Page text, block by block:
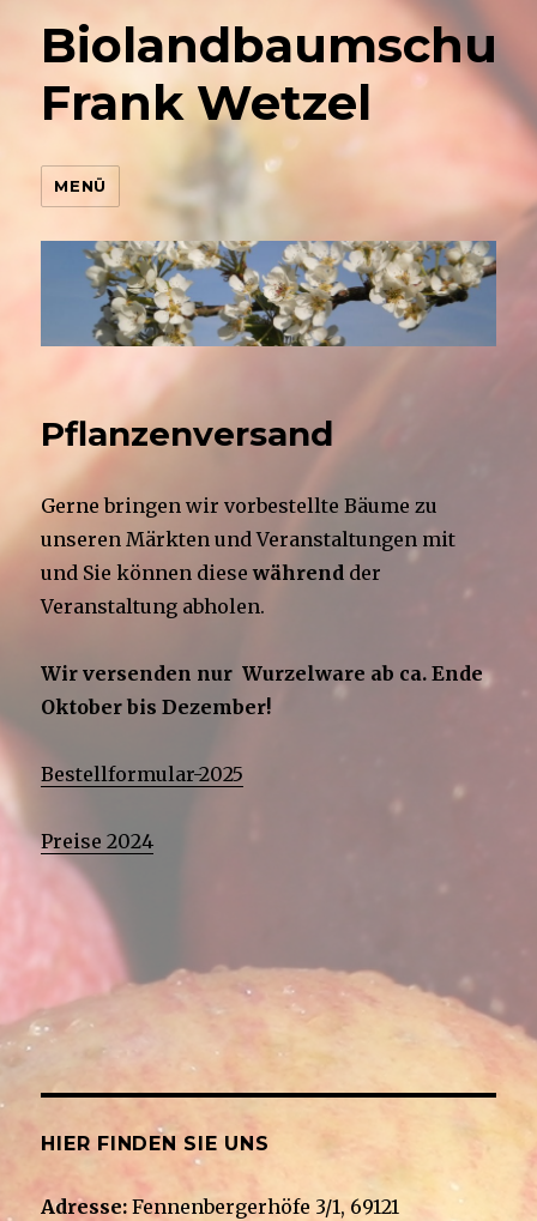
Frank Wetzel
MENÜ
Pflanzenversand
Gerne bringen wir vorbestellte Bäume zu
unseren Märkten und Veranstaltungen mit
und Sie können diesewährend der
Veranstaltung abholen.
Wir versenden nur Wurzelware ab ca. Ende
Oktober bis Dezember!
Bestellformular-2025
Preise 2024
HIER FINDEN SIE UNS
Adresse: Fennenbergerhöfe 3/1, 69121